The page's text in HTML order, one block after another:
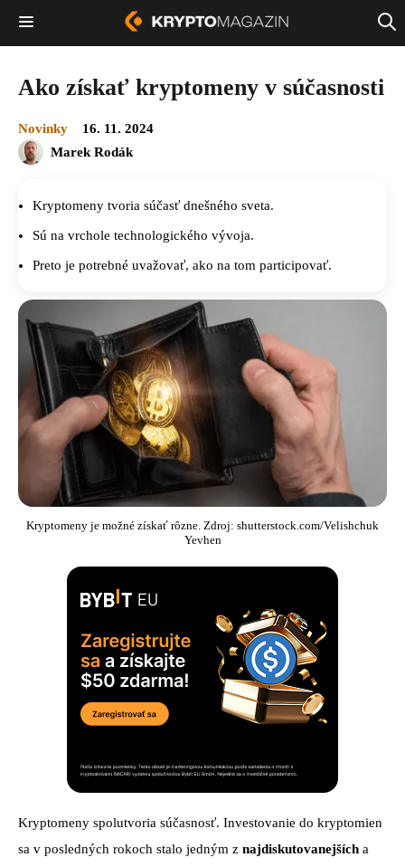
Ako získať kryptomeny v súčasnosti
Novinky
16. 11. 2024
Marek Rodák
Kryptomeny tvoria súčasť dnešného sveta.
Sú na vrchole technologického vývoja.
Preto je potrebné uvažovať, ako na tom participovať.
Kryptomeny je možné získať rôzne. Zdroj: shutterstock.com/Velishchuk
Yevhen
Kryptomeny spolutvoria súčasnosť. Investovanie do kryptomien
sa v posledných rokoch stalo jedným z najdiskutovanejších a